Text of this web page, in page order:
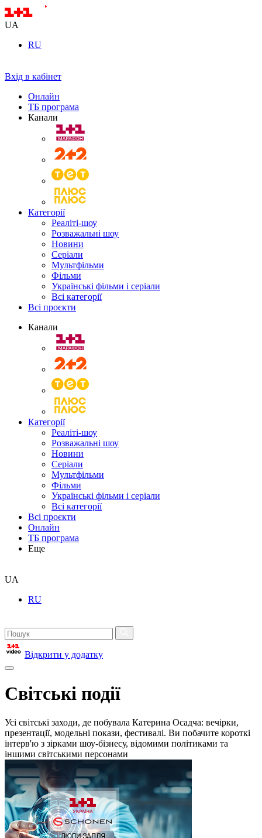
UA
RU
Вхід в кабінет
Онлайн
ТБ програма
Канали
Категорії
Реаліті-шоу
Розважальні шоу
Новини
Серіали
Мультфільми
Фільми
Українські фільми і серіали
Всі категорії
Всі проєкти
Канали
Категорії
Реаліті-шоу
Розважальні шоу
Новини
Серіали
Мультфільми
Фільми
Українські фільми і серіали
Всі категорії
Всі проєкти
Онлайн
ТБ програма
Еще
UA
RU
Відкрити у додатку
Світські події
Усі світські заходи, де побувала Катерина Осадча: вечірки,
презентації, модельні покази, фестивалі. Ви побачите короткі
інтерв'ю з зірками шоу-бізнесу, відомими політиками та
іншими світськими персонами